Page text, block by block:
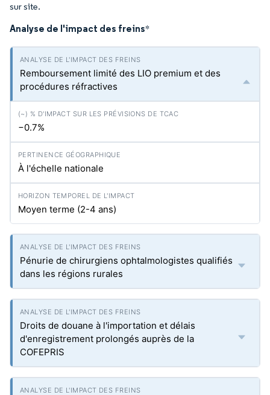
sur site.
Analyse de l'impact des freins*
Remboursement limité des LIO premium et des
procédures réfractives
−0.7%
À l'échelle nationale
Moyen terme (2-4 ans)
Pénurie de chirurgiens ophtalmologistes qualifiés
dans les régions rurales
Droits de douane à l'importation et délais
d'enregistrement prolongés auprès de la
COFEPRIS